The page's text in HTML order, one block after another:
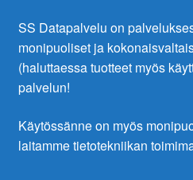
SS Datapalvelu on
monipuoliset ja
(haluttaessa tuotteet myös
palvelun!
Käytössänne on myös
laitamme tietotekniikan